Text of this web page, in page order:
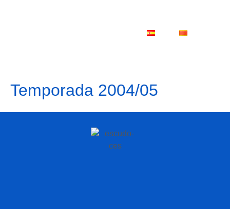
Temporada 2004/05